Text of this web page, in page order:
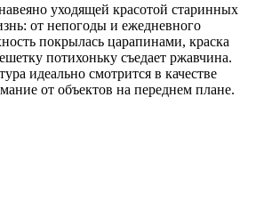
уходящей красотой старинных
от непогоды и ежедневного
покрылась царапинами, краска
потихоньку съедает ржавчина.
идеально смотрится в качестве
от объектов на переднем плане.